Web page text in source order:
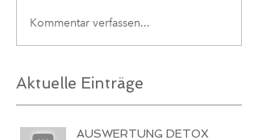
Kommentar verfassen...
Aktuelle Einträge
AUSWERTUNG DETOX